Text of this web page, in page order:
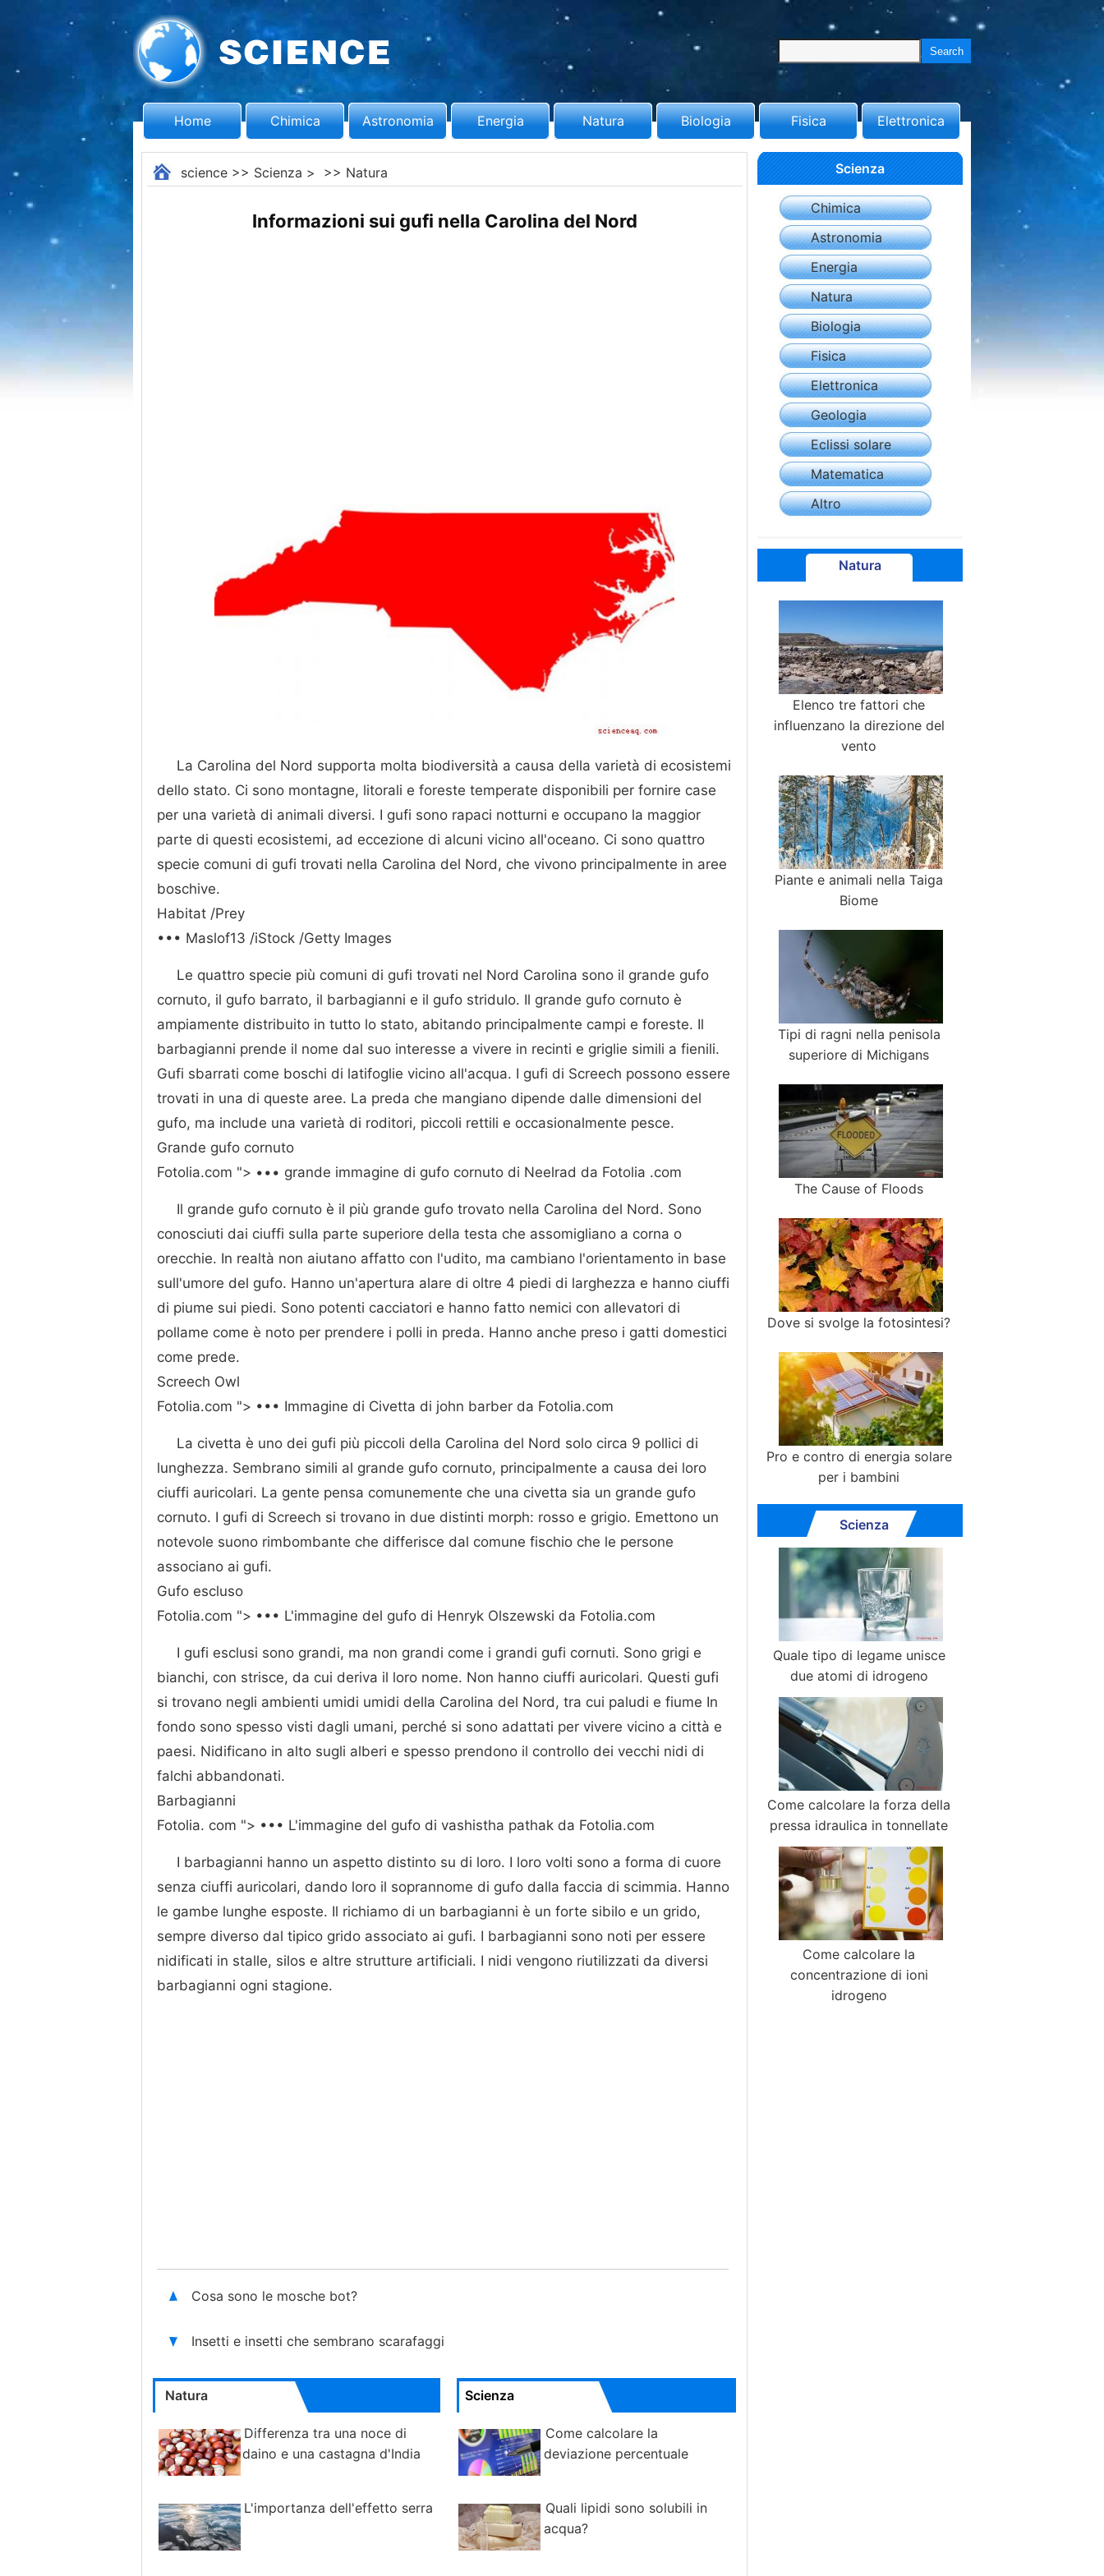
Home Chimica Astronomia Energia Natura Biologia Fisica Elettronica
science>> Scienza > >> Natura
Informazioni sui gufi nella Carolina del Nord
La Carolina del Nord supporta molta biodiversità a causa della varietà di ecosistemi
dello stato. Ci sono montagne, litorali e foreste temperate disponibili per fornire case
per una varietà di animali diversi. I gufi sono rapaci notturni e occupano la maggior
parte di questi ecosistemi, ad eccezione di alcuni vicino all'oceano. Ci sono quattro
specie comuni di gufi trovati nella Carolina del Nord, che vivono principalmente in aree
boschive.
Habitat /Prey
••• Maslof13 /iStock /Getty Images
Le quattro specie più comuni di gufi trovati nel Nord Carolina sono il grande gufo
cornuto, il gufo barrato, il barbagianni e il gufo stridulo. Il grande gufo cornuto è
ampiamente distribuito in tutto lo stato, abitando principalmente campi e foreste. Il
barbagianni prende il nome dal suo interesse a vivere in recinti e griglie simili a fienili.
Gufi sbarrati come boschi di latifoglie vicino all'acqua. I gufi di Screech possono essere
trovati in una di queste aree. La preda che mangiano dipende dalle dimensioni del
gufo, ma include una varietà di roditori, piccoli rettili e occasionalmente pesce.
Grande gufo cornuto
Fotolia.com "> ••• grande immagine di gufo cornuto di Neelrad da Fotolia .com
Il grande gufo cornuto è il più grande gufo trovato nella Carolina del Nord. Sono
conosciuti dai ciuffi sulla parte superiore della testa che assomigliano a corna o
orecchie. In realtà non aiutano affatto con l'udito, ma cambiano l'orientamento in base
sull'umore del gufo. Hanno un'apertura alare di oltre 4 piedi di larghezza e hanno ciuffi
di piume sui piedi. Sono potenti cacciatori e hanno fatto nemici con allevatori di
pollame come è noto per prendere i polli in preda. Hanno anche preso i gatti domestici
come prede.
Screech Owl
Fotolia.com "> ••• Immagine di Civetta di john barber da Fotolia.com
La civetta è uno dei gufi più piccoli della Carolina del Nord solo circa 9 pollici di
lunghezza. Sembrano simili al grande gufo cornuto, principalmente a causa dei loro
ciuffi auricolari. La gente pensa comunemente che una civetta sia un grande gufo
cornuto. I gufi di Screech si trovano in due distinti morph: rosso e grigio. Emettono un
notevole suono rimbombante che differisce dal comune fischio che le persone
associano ai gufi.
Gufo escluso
Fotolia.com "> ••• L'immagine del gufo di Henryk Olszewski da Fotolia.com
I gufi esclusi sono grandi, ma non grandi come i grandi gufi cornuti. Sono grigi e
bianchi, con strisce, da cui deriva il loro nome. Non hanno ciuffi auricolari. Questi gufi
si trovano negli ambienti umidi umidi della Carolina del Nord, tra cui paludi e fiume In
fondo sono spesso visti dagli umani, perché si sono adattati per vivere vicino a città e
paesi. Nidificano in alto sugli alberi e spesso prendono il controllo dei vecchi nidi di
falchi abbandonati.
Barbagianni
Fotolia. com "> ••• L'immagine del gufo di vashistha pathak da Fotolia.com
I barbagianni hanno un aspetto distinto su di loro. I loro volti sono a forma di cuore
senza ciuffi auricolari, dando loro il soprannome di gufo dalla faccia di scimmia. Hanno
le gambe lunghe esposte. Il richiamo di un barbagianni è un forte sibilo e un grido,
sempre diverso dal tipico grido associato ai gufi. I barbagianni sono noti per essere
nidificati in stalle, silos e altre strutture artificiali. I nidi vengono riutilizzati da diversi
barbagianni ogni stagione.
Cosa sono le mosche bot?
Insetti e insetti che sembrano scarafaggi
Natura
Differenza tra una noce di
daino e una castagna d'India
L'importanza dell'effetto serra
Scienza
Come calcolare la
deviazione percentuale
Quali lipidi sono solubili in
acqua?
Scienza
Chimica
Astronomia
Energia
Natura
Biologia
Fisica
Elettronica
Geologia
Eclissi solare
Matematica
Altro
Natura
Elenco tre fattori che
influenzano la direzione del
vento
Piante e animali nella Taiga
Biome
Tipi di ragni nella penisola
superiore di Michigans
The Cause of Floods
Dove si svolge la fotosintesi?
Pro e contro di energia solare
per i bambini
Scienza
Quale tipo di legame unisce
due atomi di idrogeno
Come calcolare la forza della
pressa idraulica in tonnellate
Come calcolare la
concentrazione di ioni
idrogeno